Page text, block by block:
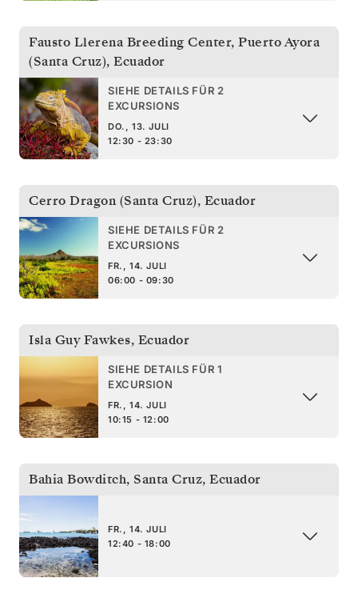
Fausto Llerena Breeding Center, Puerto Ayora
(Santa Cruz), Ecuador
SIEHE DETAILS FÜR 2
EXCURSIONS
DO., 13. JULI
12:30 - 23:30
Cerro Dragon (Santa Cruz), Ecuador
SIEHE DETAILS FÜR 2
EXCURSIONS
FR., 14. JULI
06:00 - 09:30
Isla Guy Fawkes, Ecuador
SIEHE DETAILS FÜR 1
EXCURSION
FR., 14. JULI
10:15 - 12:00
Bahia Bowditch, Santa Cruz, Ecuador
FR., 14. JULI
12:40 - 18:00